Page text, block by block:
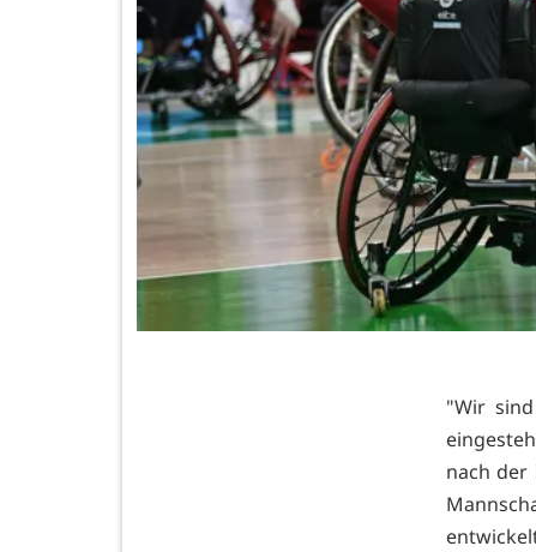
"Wir
nach der